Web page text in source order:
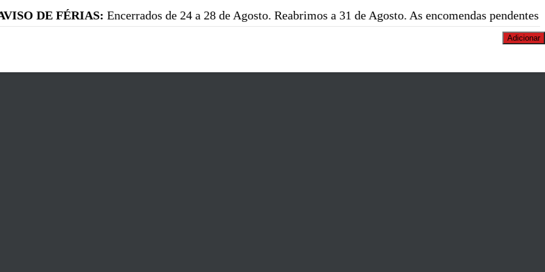
FÉRIAS:Encerrados de 24 a 28 de Agosto. Reabrimos a 31 de Agosto. As encomendas pendentes serão
Adicionar